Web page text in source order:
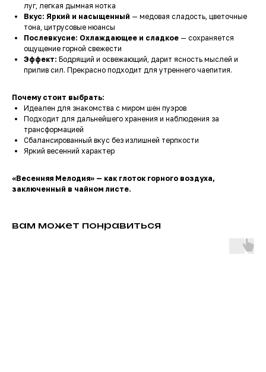
луг, легкая дымная нотка
Вкус: Яркий и насыщенный — медовая сладость, цветочные
тона, цитрусовые нюансы
Послевкусие: Охлаждающее и сладкое — сохраняется
ощущение горной свежести
Эффект: Бодрящий и освежающий, дарит ясность мыслей и
прилив сил. Прекрасно подходит для утреннего чаепития.
Почему стоит выбрать:
Идеален для знакомства с миром шен пуэров
Подходит для дальнейшего хранения и наблюдения за
трансформацией
Сбалансированный вкус без излишней терпкости
Яркий весенний характер
«Весенняя Мелодия» — как глоток горного воздуха,
заключенный в чайном листе.
вам может понравиться